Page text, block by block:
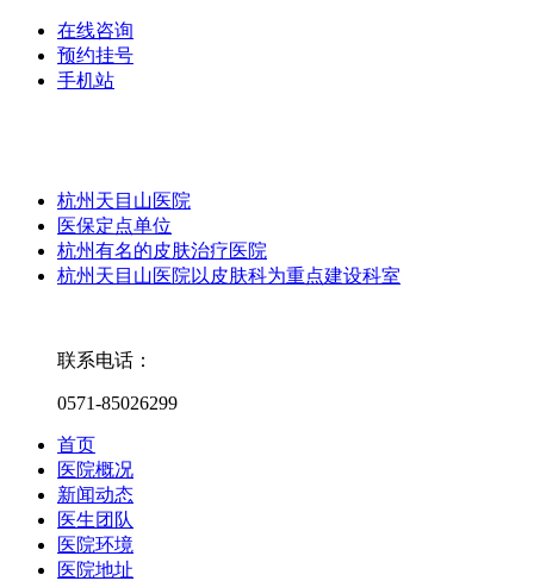
在线咨询
预约挂号
手机站
杭州天目山医院
医保定点单位
杭州有名的皮肤治疗医院
杭州天目山医院以皮肤科为重点建设科室
联系电话：
0571-85026299
首页
医院概况
新闻动态
医生团队
医院环境
医院地址